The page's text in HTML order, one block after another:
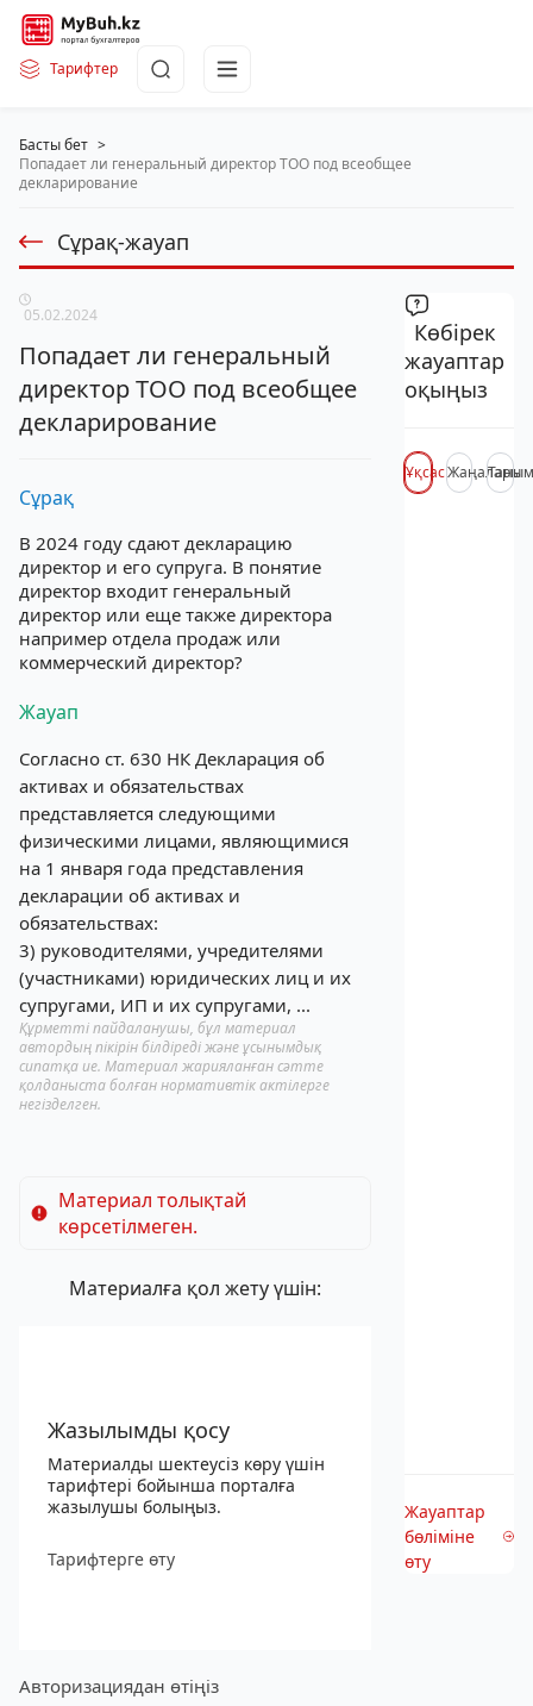
Тарифтер
Басты бет >
Попадает ли генеральный директор ТОО под всеобщее
декларирование
Сұрақ-жауап
05.02.2024
Попадает ли генеральный
директор ТОО под всеобщее
декларирование
Сұрақ
В 2024 году сдают декларацию
директор и его супруга. В понятие
директор входит генеральный
директор или еще также директора
например отдела продаж или
коммерческий директор?
Жауап
Согласно ст. 630 НК Декларация об
активах и обязательствах
представляется следующими
физическими лицами, являющимися
на 1 января года представления
декларации об активах и
обязательствах:
3) руководителями, учредителями
(участниками) юридических лиц и их
супругами, ИП и их супругами, ...
Құрметті пайдаланушы, бұл материал
автордың пікірін білдіреді және ұсынымдық
сипатқа ие. Материал жарияланған сәтте
қолданыста болған нормативтік актілерге
негізделген.
Материал толықтай
көрсетілмеген.
Материалға қол жету үшін:
Жазылымды қосу
Материалды шектеусіз көру үшін
тарифтері бойынша порталға
жазылушы болыңыз.
Тарифтерге өту
Авторизациядан өтіңіз
Көбірек
жауаптар
оқыңыз
ҰқсасЖаңалары
Жауаптар
бөліміне
өту